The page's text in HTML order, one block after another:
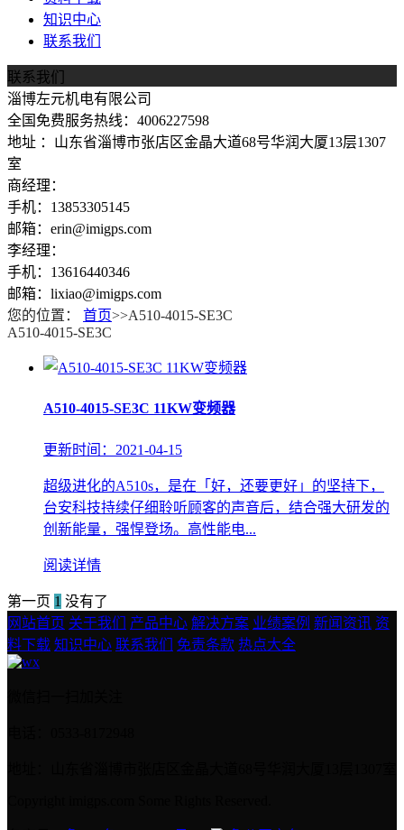
知识中心
联系我们
联系我们
淄博左元机电有限公司
全国免费服务热线：4006227598
地址 ：山东省淄博市张店区金晶大道68号华润大厦13层1307
室
商经理：
手机：13853305145
邮箱：erin@imigps.com
李经理：
手机：13616440346
邮箱：lixiao@imigps.com
您的位置：
首页>>A510-4015-SE3C
A510-4015-SE3C
A510-4015-SE3C 11KW变频器
更新时间：2021-04-15
超级进化的A510s，是在「好，还要更好」的坚持下，
台安科技持续仔细聆听顾客的声音后，结合强大研发的
创新能量，强悍登场。高性能电...
阅读详情
第一页 1 没有了
网站首页 关于我们 产品中心 解决方案 业绩案例 新闻资讯 资
料下载 知识中心 联系我们 免责条款 热点大全